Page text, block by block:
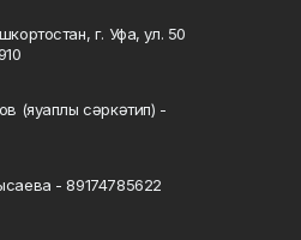
г. Уфа, ул. 50
(яуаплы сәркәтип) -
- 89174785622